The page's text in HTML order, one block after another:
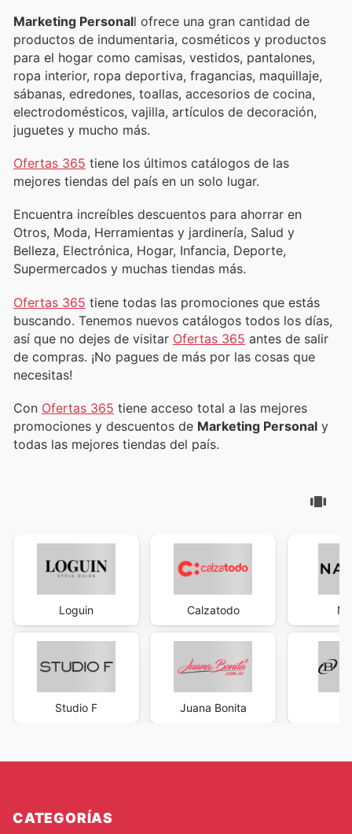
Marketing Personall ofrece una gran cantidad de
productos de indumentaria, cosméticos y productos
para el hogar como camisas, vestidos, pantalones,
ropa interior, ropa deportiva, fragancias, maquillaje,
sábanas, edredones, toallas, accesorios de cocina,
electrodomésticos, vajilla, artículos de decoración,
juguetes y mucho más.
Ofertas 365 tiene los últimos catálogos de las
mejores tiendas del país en un solo lugar.
Encuentra increíbles descuentos para ahorrar en
Otros, Moda, Herramientas y jardinería, Salud y
Belleza, Electrónica, Hogar, Infancia, Deporte,
Supermercados y muchas tiendas más.
Ofertas 365 tiene todas las promociones que estás
buscando. Tenemos nuevos catálogos todos los días,
así que no dejes de visitar Ofertas 365 antes de salir
de compras. ¡No pagues de más por las cosas que
necesitas!
Con Ofertas 365 tiene acceso total a las mejores
promociones y descuentos de Marketing Personal y
todas las mejores tiendas del país.
Loguin
Studio F
Calzatodo
Juana Bonita
CATEGORÍAS